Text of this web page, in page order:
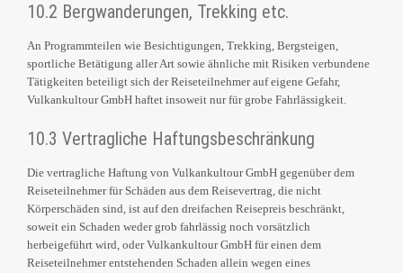
10.2 Bergwanderungen, Trekking etc.
An Programmteilen wie Besichtigungen, Trekking, Bergsteigen,
sportliche Betätigung aller Art sowie ähnliche mit Risiken verbundene
Tätigkeiten beteiligt sich der Reiseteilnehmer auf eigene Gefahr,
Vulkankultour GmbH haftet insoweit nur für grobe Fahrlässigkeit.
10.3 Vertragliche Haftungsbeschränkung
Die vertragliche Haftung von Vulkankultour GmbH gegenüber dem
Reiseteilnehmer für Schäden aus dem Reisevertrag, die nicht
Körperschäden sind, ist auf den dreifachen Reisepreis beschränkt,
soweit ein Schaden weder grob fahrlässig noch vorsätzlich
herbeigeführt wird, oder Vulkankultour GmbH für einen dem
Reiseteilnehmer entstehenden Schaden allein wegen eines